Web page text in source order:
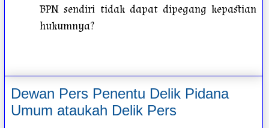
BPN sendiri tidak dapat dipegang kepastian
hukumnya?
Dewan Pers Penentu Delik Pidana
Umum ataukah Delik Pers